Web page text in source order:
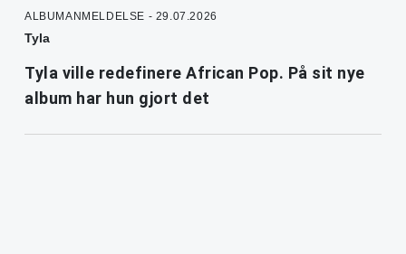
ALBUMANMELDELSE - 29.07.2026
Tyla
Tyla ville redefinere African Pop. På sit nye
album har hun gjort det